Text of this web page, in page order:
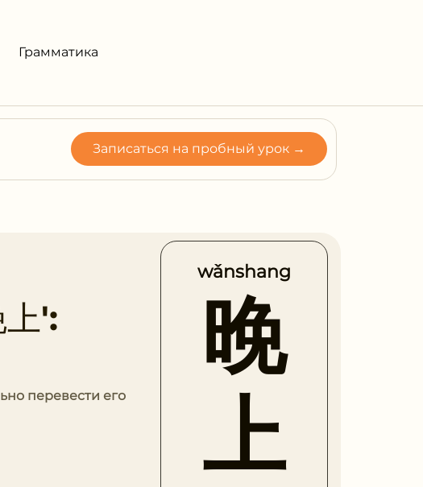
Грамматика
Записаться на пробный урок →
':
перевести его
wǎnshang
晚
上